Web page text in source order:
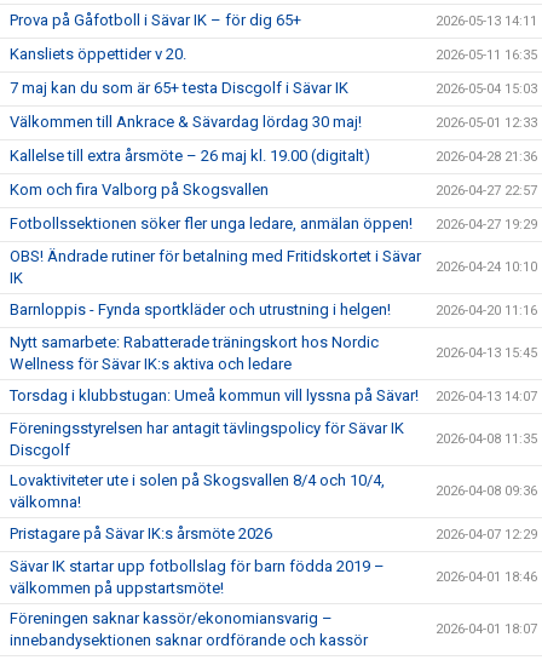
Prova på Gåfotboll i Sävar IK – för dig 65+ 2026-05-13 14:11
Kansliets öppettider v 20. 2026-05-11 16:35
7 maj kan du som är 65+ testa Discgolf i Sävar IK 2026-05-04 15:03
Välkommen till Ankrace & Sävardag lördag 30 maj! 2026-05-01 12:33
Kallelse till extra årsmöte – 26 maj kl. 19.00 (digitalt) 2026-04-28 21:36
Kom och fira Valborg på Skogsvallen 2026-04-27 22:57
Fotbollssektionen söker fler unga ledare, anmälan öppen! 2026-04-27 19:29
OBS! Ändrade rutiner för betalning med Fritidskortet i Sävar
IK
2026-04-24 10:10
Barnloppis - Fynda sportkläder och utrustning i helgen! 2026-04-20 11:16
Nytt samarbete: Rabatterade träningskort hos Nordic
Wellness för Sävar IK:s aktiva och ledare
2026-04-13 15:45
Torsdag i klubbstugan: Umeå kommun vill lyssna på Sävar! 2026-04-13 14:07
Föreningsstyrelsen har antagit tävlingspolicy för Sävar IK
Discgolf
2026-04-08 11:35
Lovaktiviteter ute i solen på Skogsvallen 8/4 och 10/4,
välkomna!
2026-04-08 09:36
Pristagare på Sävar IK:s årsmöte 2026 2026-04-07 12:29
Sävar IK startar upp fotbollslag för barn födda 2019 –
välkommen på uppstartsmöte!
2026-04-01 18:46
Föreningen saknar kassör/ekonomiansvarig –
innebandysektionen saknar ordförande och kassör
2026-04-01 18:07